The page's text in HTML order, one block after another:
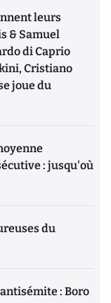
leurs
& Samuel
di Caprio
Cristiano
joue du
: jusqu'où
du
: Boro